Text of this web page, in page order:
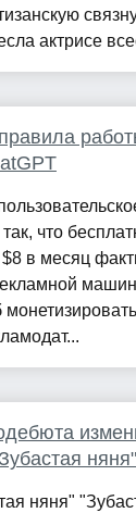
актрисе
что
в месяц
няня"
няня"